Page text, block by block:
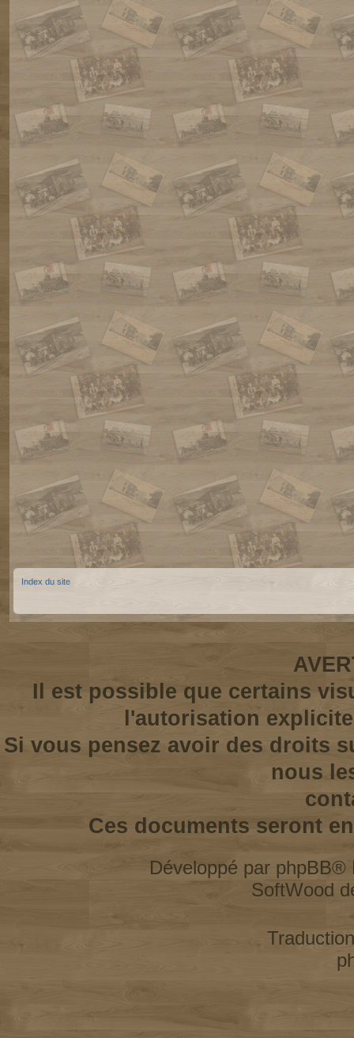
Index du site
Il est possible que certains
l'autorisation
Si vous pensez avoir des droits
nous
Ces documents seront
Développé par phpBB®
SoftWood